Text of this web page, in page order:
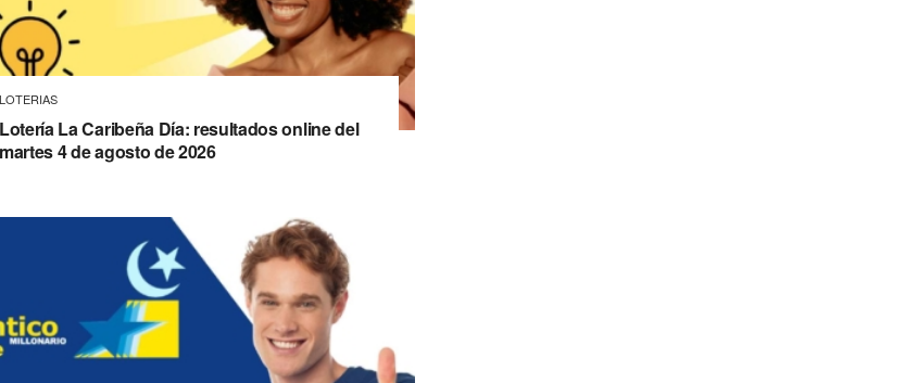
LOTERIAS
Lotería La Caribeña Día: resultados online del
martes 4 de agosto de 2026